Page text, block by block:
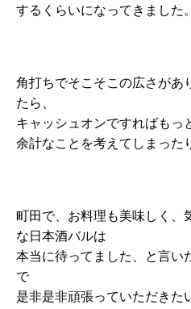
するくらいになってきました。
角打ちでそこそこの広さがあ
たら、
キャッシュオンですればもっ
余計なことを考えてしまった
町田で、お料理も美味しく、
な日本酒バルは
本当に待ってました、と言い
で
是非是非頑張っていただきた